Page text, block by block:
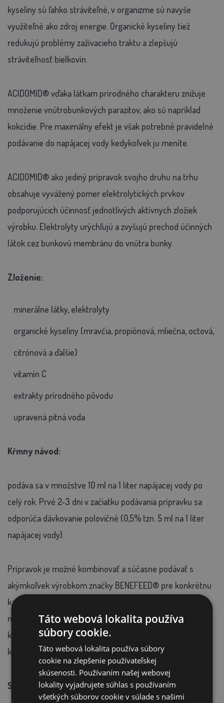
kyseliny sú ľahko stráviteľné, v organizme sú navyše
využiteľné ako zdroj energie. Organické kyseliny tiež
redukujú problémy zažívacieho traktu a zlepšujú
stráviteľnosť bielkovín.
ACIDOMID® vďaka látkam prírodného charakteru znižuje
množenie vnútrobunkových parazitov, ako sú napríklad
kokcídie. Pre maximálny efekt je však potrebné pravidelné
podávanie do napájacej vody kedykoľvek ju meníte.
ACIDOMID® ako jediný prípravok svojho druhu na trhu
obsahuje vyvážený pomer elektrolytických prvkov
podporujúcich účinnosť jednotlivých aktívnych zložiek
výrobku. Elektrolyty urýchľujú a zvyšujú prechod účinných
látok cez bunkovú membránu do vnútra bunky.
Zloženie:
minerálne látky, elektrolyty
organické kyseliny (mravčia, propiónová, mliečna, octová,
citrónová a ďalšie)
vitamín C
extrakty prírodného pôvodu
upravená pitná voda
Kŕmny návod:
podáva sa v množstve 10 ml na 1 liter napájacej vody po
celý rok. Prvé 2-3 dni v začiatku podávania prípravku sa
odporúča dávkovanie polovičné (0,5% tzn. 5 ml na 1 liter
napájacej vody).
Prípravok je možné kombinovať a súčasne podávať s
akýmkoľvek výrobkom značky BENEFEED® pre konkrétnu
kategóriu zvierat. Zoznam týchto výrobkov nájdete nižšie
na tejto stránke, je tu však uvedené iba jedno balenie
každého výrobku. Ďalšie balenie nájdete v príslušnej
kategórii produktov.
Skladovanie:
Táto webová lokalita používa
súbory cookie.
Táto webová lokalita používa súbory
cookie na zlepšenie používateľskej
skúsenosti. Používaním našej webovej
lokality vyjadrujete súhlas s používaním
všetkých súborov cookie v súlade s našimi